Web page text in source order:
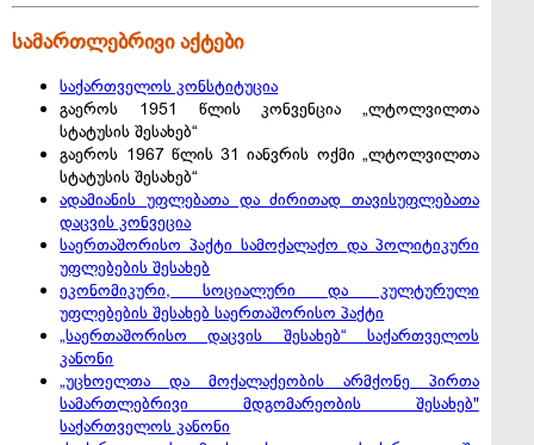
სამართლებრივი აქტები
საქართველოს კონსტიტუცია
გაეროს 1951 წლის კონვენცია „ლტოლვილთა
სტატუსის შესახებ“
გაეროს 1967 წლის 31 იანვრის ოქმი „ლტოლვილთა
სტატუსის შესახებ“
ადამიანის უფლებათა და ძირითად თავისუფლებათა
დაცვის კონვეცია
საერთაშორისო პაქტი სამოქალაქო და პოლიტიკური
უფლებების შესახებ
ეკონომიკური, სოციალური და კულტურული
უფლებების შესახებ საერთაშორისო პაქტი
„საერთაშორისო დაცვის შესახებ“ საქართველოს
კანონი
„უცხოელთა და მოქალაქეობის არმქონე პირთა
სამართლებრივი მდგომარეობის შესახებ"
საქართველოს კანონი